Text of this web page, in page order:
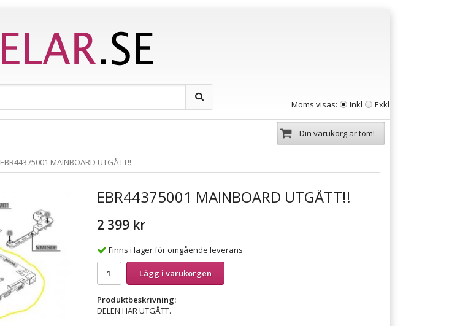
Moms visas: Inkl Exkl
Din varukorg är tom!
EBR44375001 MAINBOARD UTGÅTT!!
EBR44375001 MAINBOARD UTGÅTT!!
2 399 kr
Finns i lager för omgående leverans
Lägg i varukorgen
Produktbeskrivning:
DELEN HAR UTGÅTT.